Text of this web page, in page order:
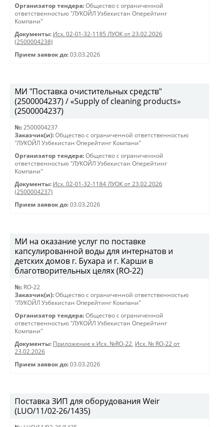
Организатор тендера: Общество с ограниченной
ответственностью "ЛУКОЙЛ Узбекистан Оперейтинг
Компани"
Документы: Исх. 02-01-32-1185 ЛУОК от 23.02.2026
(2500004238)
Прием заявок до: 03.03.2026
МИ "Поставка очистительных средств"
(2500004237) / «Supply of cleaning products»
(2500004237)
№: 2500004237
Заказчик(и): Общество с ограниченной ответственностью
"ЛУКОЙЛ Узбекистан Оперейтинг Компани"
Организатор тендера: Общество с ограниченной
ответственностью "ЛУКОЙЛ Узбекистан Оперейтинг
Компани"
Документы: Исх. 02-01-32-1184 ЛУОК от 23.02.2026
(2500004237)
Прием заявок до: 03.03.2026
МИ на оказание услуг по поставке
капсулированной воды для интернатов и
детских домов г. Бухара и г. Карши в
благотворительных целях (RO-22)
№: RO-22
Заказчик(и): Общество с ограниченной ответственностью
"ЛУКОЙЛ Узбекистан Оперейтинг Компани"
Организатор тендера: Общество с ограниченной
ответственностью "ЛУКОЙЛ Узбекистан Оперейтинг
Компани"
Документы: Приложение к Исх. №RO-22, Исх. № RO-22 от
23.02.2026
Прием заявок до: 03.03.2026
Поставка ЗИП для оборудования Weir
(LUO/11/02-26/1435)